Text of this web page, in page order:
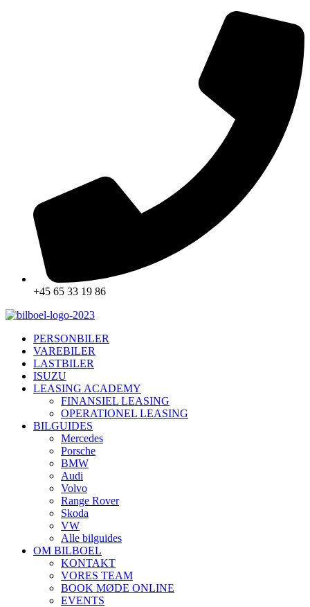
+45 65 33 19 86
PERSONBILER
VAREBILER
LASTBILER
ISUZU
LEASING ACADEMY
FINANSIEL LEASING
OPERATIONEL LEASING
BILGUIDES
Mercedes
Porsche
BMW
Audi
Volvo
Range Rover
Skoda
VW
Alle bilguides
OM BILBOEL
KONTAKT
VORES TEAM
BOOK MØDE ONLINE
EVENTS